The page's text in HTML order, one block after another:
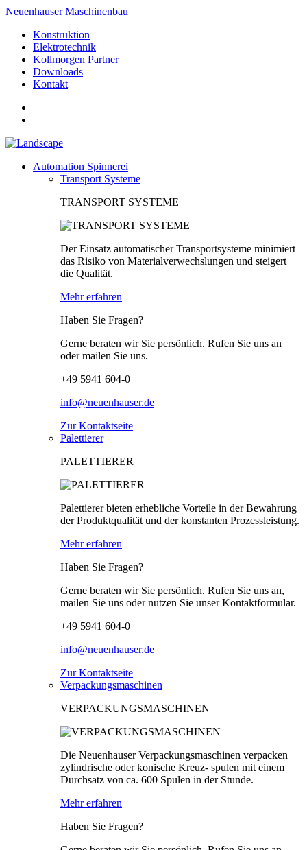
Neuenhauser Maschinenbau
Konstruktion
Elektrotechnik
Kollmorgen Partner
Downloads
Kontakt
Automation Spinnerei
Transport Systeme
TRANSPORT SYSTEME
Der Einsatz automatischer Transportsysteme minimiert
das Risiko von Materialverwechslungen und steigert
die Qualität.
Mehr erfahren
Haben Sie Fragen?
Gerne beraten wir Sie persönlich. Rufen Sie uns an
oder mailen Sie uns.
+49 5941 604-0
info@neuenhauser.de
Zur Kontaktseite
Palettierer
PALETTIERER
Palettierer bieten erhebliche Vorteile in der Bewahrung
der Produktqualität und der konstanten Prozessleistung.
Mehr erfahren
Haben Sie Fragen?
Gerne beraten wir Sie persönlich. Rufen Sie uns an,
mailen Sie uns oder nutzen Sie unser Kontaktformular.
+49 5941 604-0
info@neuenhauser.de
Zur Kontaktseite
Verpackungsmaschinen
VERPACKUNGSMASCHINEN
Die Neuenhauser Verpackungsmaschinen verpacken
zylindrische oder konische Kreuz- spulen mit einem
Durchsatz von ca. 600 Spulen in der Stunde.
Mehr erfahren
Haben Sie Fragen?